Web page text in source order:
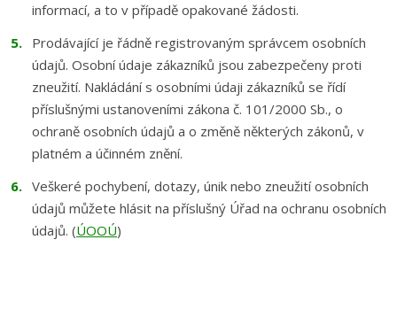
informací, a to v případě opakované žádosti.
Prodávající je řádně registrovaným správcem osobních
údajů. Osobní údaje zákazníků jsou zabezpečeny proti
zneužití. Nakládání s osobními údaji zákazníků se řídí
příslušnými ustanoveními zákona č. 101/2000 Sb., o
ochraně osobních údajů a o změně některých zákonů, v
platném a účinném znění.
Veškeré pochybení, dotazy, únik nebo zneužití osobních
údajů můžete hlásit na příslušný Úřad na ochranu osobních
údajů. (ÚOOÚ)